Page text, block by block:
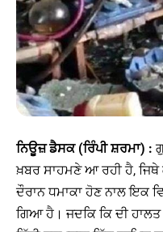
ਨਿਊਜ਼ ਡੈਸਕ (ਰਿੰਪੀ ਸ਼ਰਮਾ) :
ਖ਼ਬਰ ਸਾਹਮਣੇ ਆ ਰਹੀ ਹੈ, ਜਿਥੇ
ਦੌਰਾਨ ਧਮਾਕਾ ਹੋਣ ਨਾਲ ਇਕ
ਗਿਆ ਹੈ। ਜਦਕਿ ਕਿ ਦੀ